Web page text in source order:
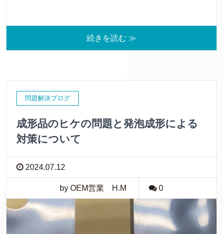
続きを読む ≫
問題解決ブログ
成形品のヒケの問題と発泡成形による
対策について
2024.07.12
by OEM営業 H.M 0